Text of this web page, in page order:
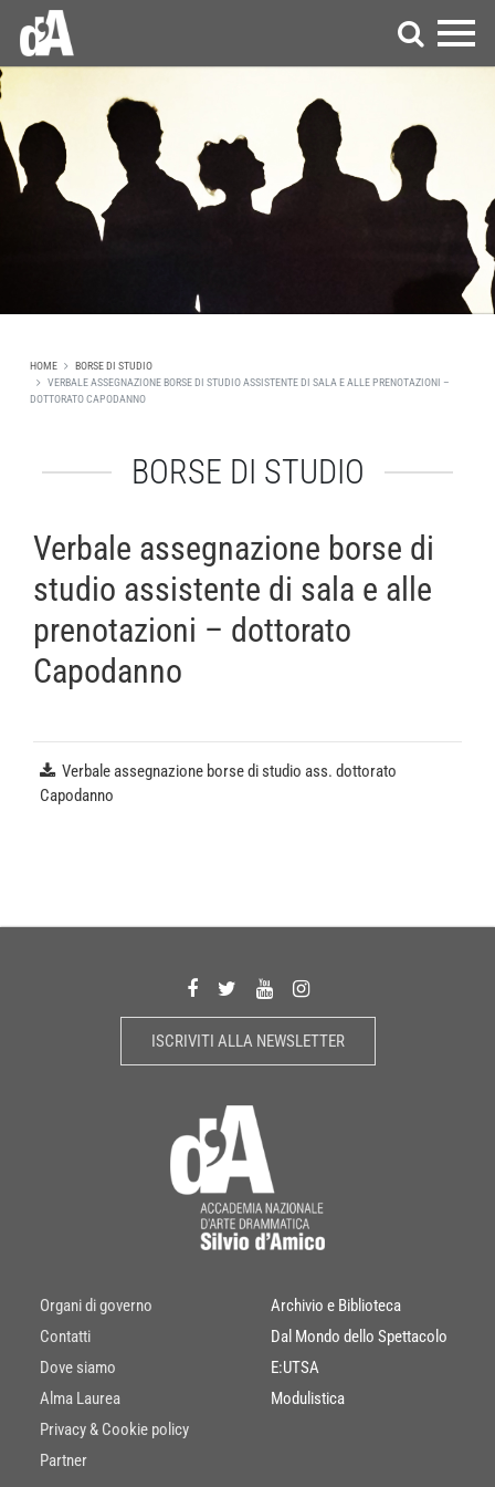
HOME
BORSE DI STUDIO
VERBALE ASSEGNAZIONE BORSE DI STUDIO ASSISTENTE DI SALA E ALLE PRENOTAZIONI –
DOTTORATO CAPODANNO
BORSE DI STUDIO
Verbale assegnazione borse di
studio assistente di sala e alle
prenotazioni – dottorato
Capodanno
Verbale assegnazione borse di studio ass. dottorato
Capodanno
ISCRIVITI ALLA NEWSLETTER
Organi di governo
Contatti
Dove siamo
Alma Laurea
Privacy & Cookie policy
Partner
Archivio e Biblioteca
Dal Mondo dello Spettacolo
E:UTSA
Modulistica